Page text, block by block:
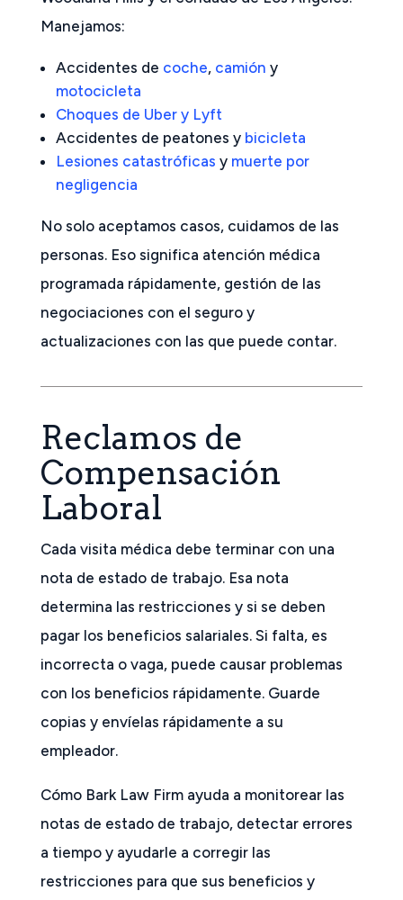
Manejamos:
Accidentes de coche, camión y
motocicleta
Choques de Uber y Lyft
Accidentes de peatones y bicicleta
Lesiones catastróficas y muerte por
negligencia
No solo aceptamos casos, cuidamos de las
personas. Eso significa atención médica
programada rápidamente, gestión de las
negociaciones con el seguro y
actualizaciones con las que puede contar.
Reclamos de
Compensación
Laboral
Cada visita médica debe terminar con una
nota de estado de trabajo. Esa nota
determina las restricciones y si se deben
pagar los beneficios salariales. Si falta, es
incorrecta o vaga, puede causar problemas
con los beneficios rápidamente. Guarde
copias y envíelas rápidamente a su
empleador.
Cómo Bark Law Firm ayuda a monitorear las
notas de estado de trabajo, detectar errores
a tiempo y ayudarle a corregir las
restricciones para que sus beneficios y